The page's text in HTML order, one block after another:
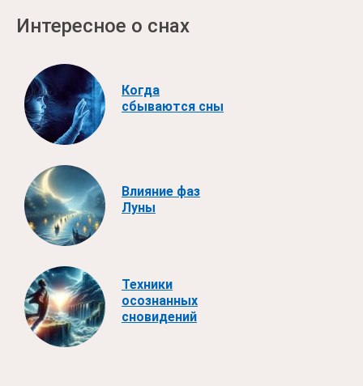
Интересное о снах
Когда
сбываются сны
Влияние фаз
Луны
Техники
осознанных
сновидений